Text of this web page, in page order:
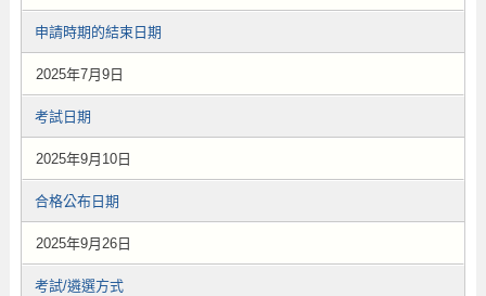
申請時期的結束日期
2025年7月9日
考試日期
2025年9月10日
合格公布日期
2025年9月26日
考試/遴選方式